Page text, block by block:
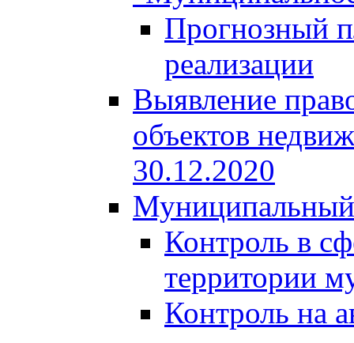
Прогнозный
реализации
Выявление
объектов
30.12.2020
Муниципальный
Контроль в
территории
Контроль на